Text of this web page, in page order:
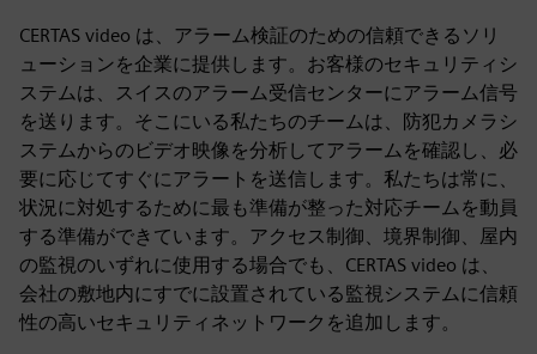
CERTAS video は、アラーム検証のための信頼できるソリ
ューションを企業に提供します。お客様のセキュリティシ
ステムは、スイスのアラーム受信センターにアラーム信号
を送ります。そこにいる私たちのチームは、防犯カメラシ
ステムからのビデオ映像を分析してアラームを確認し、必
要に応じてすぐにアラートを送信します。私たちは常に、
状況に対処するために最も準備が整った対応チームを動員
する準備ができています。アクセス制御、境界制御、屋内
の監視のいずれに使用する場合でも、CERTAS video は、
会社の敷地内にすでに設置されている監視システムに信頼
性の高いセキュリティネットワークを追加します。